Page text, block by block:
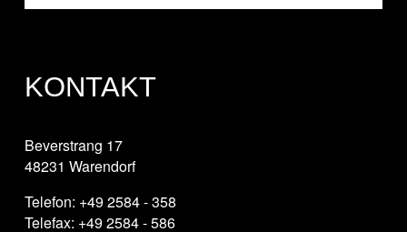
KONTAKT
Beverstrang 17
48231 Warendorf
Telefon: +49 2584 - 358
Telefax: +49 2584 - 586